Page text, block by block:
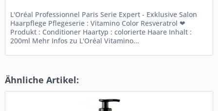
L'Oréal Professionnel Paris Serie Expert - Exklusive Salon
Haarpflege Pflegeserie : Vitamino Color Resveratrol ❤
Produkt : Conditioner Haartyp : colorierte Haare Inhalt :
200ml Mehr Infos zu L'Oréal Vitamino...
Ähnliche Artikel: